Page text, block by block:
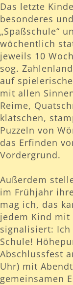
Das letzte
besonderes
„Spaßschule“
wöchentlich
jeweils 10
sog.
auf
mit allen
Reime,
klatschen,
Puzzeln von
das Erfinden
Vordergrund.
Außerdem
im Frühjahr
mag ich, das
jedem Kind mit
signalisiert:
Schule!
Abschlussfest
Uhr) mit
gemeinsamen